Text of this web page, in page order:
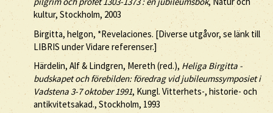
kultur, Stockholm, 2003
Birgitta, helgon, *Revelaciones. [Diverse utgåvor, se länk till
LIBRIS under Vidare referenser.]
Härdelin, Alf & Lindgren, Mereth (red.),Heliga Birgitta -
budskapet och förebilden: föredrag vid jubileumssymposiet i
Vadstena 3-7 oktober 1991, Kungl. Vitterhets-, historie- och
antikvitetsakad., Stockholm, 1993